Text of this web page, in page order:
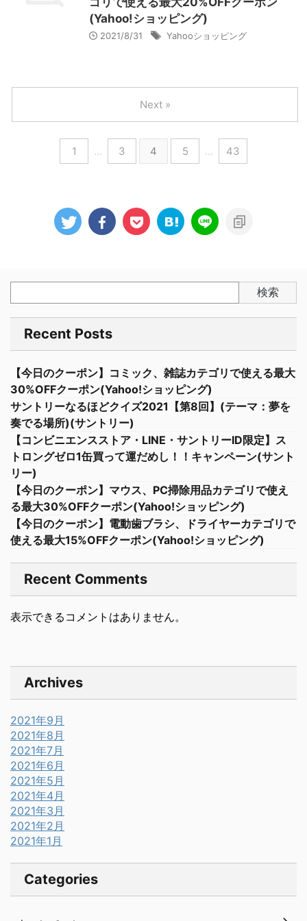
(Yahoo!ショッピング)
2021/8/31 Yahooショッピング
1 … 3 4 5 … 43
Next »
検索
Recent Posts
【今日のクーポン】コミック、雑誌カテゴリで使える最大
30%OFFクーポン(Yahoo!ショッピング)
サントリーなるほどクイズ2021【第8回】(テーマ：夢を
奏でる場所)(サントリー)
【コンビニエンスストア・LINE・サントリーID限定】ス
トロングゼロ1缶買って運だめし！！キャンペーン(サント
リー)
【今日のクーポン】マウス、PC掃除用品カテゴリで使え
る最大30%OFFクーポン(Yahoo!ショッピング)
【今日のクーポン】電動歯ブラシ、ドライヤーカテゴリで
使える最大15%OFFクーポン(Yahoo!ショッピング)
Recent Comments
表示できるコメントはありません。
Archives
2021年9月
2021年8月
2021年7月
2021年6月
2021年5月
2021年4月
2021年3月
2021年2月
2021年1月
Categories